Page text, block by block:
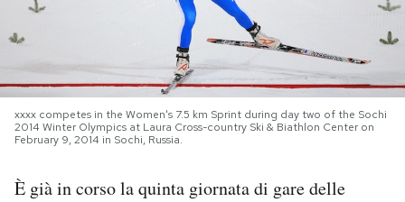
NEWSLETTER
I MIEI PREFERITI
xxxx competes in the Women's 7.5 km Sprint during day two of the Sochi
2014 Winter Olympics at Laura Cross-country Ski & Biathlon Center on
February 9, 2014 in Sochi, Russia.
È già in corso la quinta giornata di gare delle